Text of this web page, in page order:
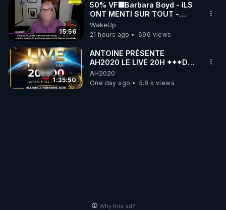
15:56
50% VF🟩Barbara Boyd - ILS
ONT MENTI SUR TOUT -
Jocelyne Traduction
WakeUp
21 hours ago
696 views
1:35:50
ANTOINE PRÉSENTE
AH2020 LE LIVE 20H ***DU
06/08/2026***
AH2020
One day ago
5.8 k views
Why this ad?